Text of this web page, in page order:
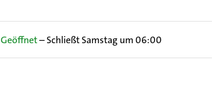
Geöffnet–Schließt Samstag um 06:00